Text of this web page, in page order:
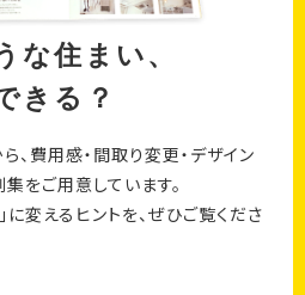
な住まい、
きる？
、費用感・間取り変更・デザイン
をご用意しています。
に変えるヒントを、ぜひご覧くださ